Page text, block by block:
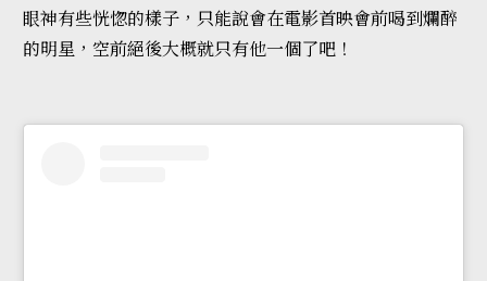
眼神有些恍惚的樣子，只能說會在電影首映會前喝到爛醉
的明星，空前絕後大概就只有他一個了吧！